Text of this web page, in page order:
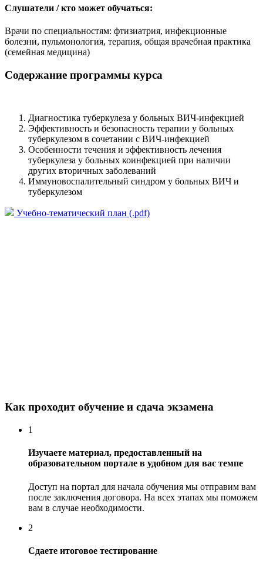
Слушатели / кто может обучаться:
Врачи по специальностям: фтизиатрия, инфекционные
болезни, пульмонология, терапия, общая врачебная практика
(семейная медицина)
Содержание программы курса
Диагностика туберкулеза у больных ВИЧ-инфекцией
Эффективность и безопасность терапии у больных
туберкулезом в сочетании с ВИЧ-инфекцией
Особенности течения и эффективность лечения
туберкулеза у больных коинфекцией при наличии
других вторичных заболеваний
Иммуновоспалительный синдром у больных ВИЧ и
туберкулезом
Учебно-тематический план (.pdf)
Как проходит обучение и сдача экзамена
1
Изучаете материал, предоставленный на
образовательном портале в удобном для вас темпе
Доступ на портал для начала обучения мы отправим вам
после заключения договора. На всех этапах мы поможем
вам в случае необходимости.
2
Сдаете итоговое тестирование